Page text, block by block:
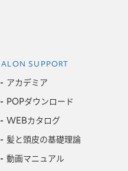
SUPPORT
アカデミア
POPダウンロード
WEBカタログ
髪と頭皮の基礎理論
動画マニュアル